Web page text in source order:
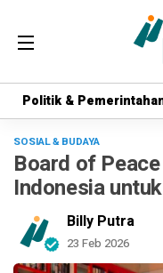
Politik &
Politik &
SOSIAL & BUDAYA
Board of
Indonesia
Billy Putra
23 Feb 2026